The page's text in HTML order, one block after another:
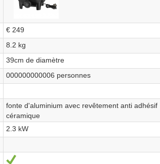
€ 249
8.2 kg
39cm de diamètre
000000000006 personnes
fonte d'aluminium avec revêtement anti adhésif
céramique
2.3 kW
Sí